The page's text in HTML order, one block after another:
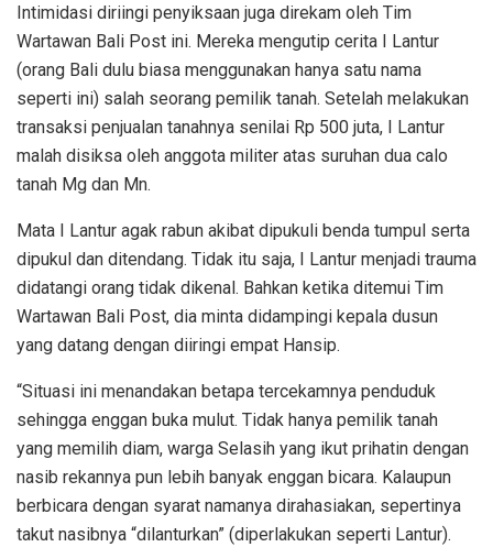
Intimidasi diriingi penyiksaan juga direkam oleh Tim
Wartawan Bali Post ini. Mereka mengutip cerita I Lantur
(orang Bali dulu biasa menggunakan hanya satu nama
seperti ini) salah seorang pemilik tanah. Setelah melakukan
transaksi penjualan tanahnya senilai Rp 500 juta, I Lantur
malah disiksa oleh anggota militer atas suruhan dua calo
tanah Mg dan Mn.
Mata I Lantur agak rabun akibat dipukuli benda tumpul serta
dipukul dan ditendang. Tidak itu saja, I Lantur menjadi trauma
didatangi orang tidak dikenal. Bahkan ketika ditemui Tim
Wartawan Bali Post, dia minta didampingi kepala dusun
yang datang dengan diiringi empat Hansip.
“Situasi ini menandakan betapa tercekamnya penduduk
sehingga enggan buka mulut. Tidak hanya pemilik tanah
yang memilih diam, warga Selasih yang ikut prihatin dengan
nasib rekannya pun lebih banyak enggan bicara. Kalaupun
berbicara dengan syarat namanya dirahasiakan, sepertinya
takut nasibnya “dilanturkan” (diperlakukan seperti Lantur).